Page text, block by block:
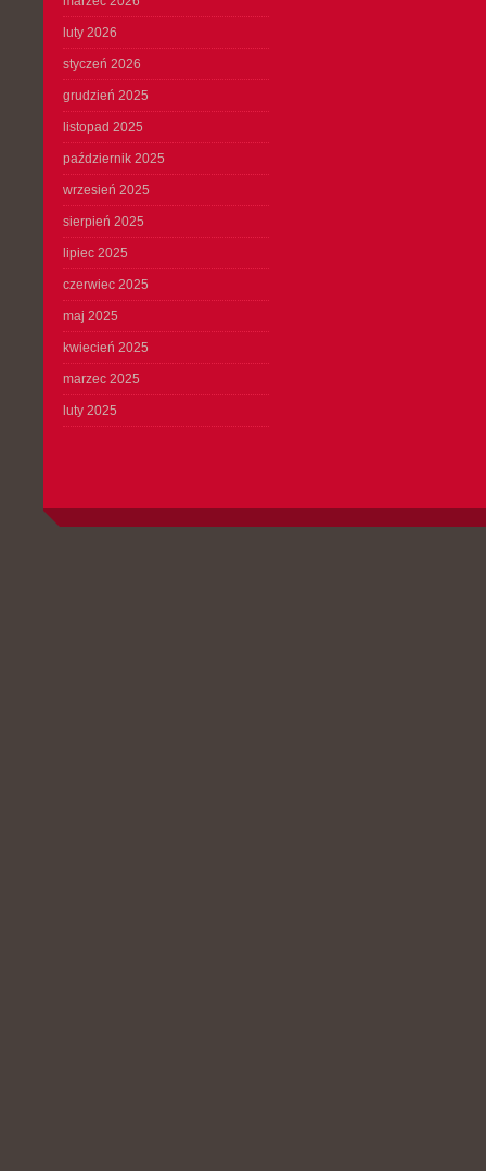
luty 2026
styczeń 2026
grudzień 2025
listopad 2025
październik 2025
wrzesień 2025
sierpień 2025
lipiec 2025
czerwiec 2025
maj 2025
kwiecień 2025
marzec 2025
luty 2025